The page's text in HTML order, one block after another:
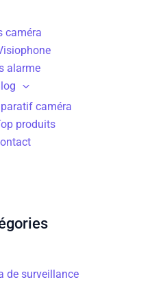
caméra
alarme
caméra
produits
de surveillance